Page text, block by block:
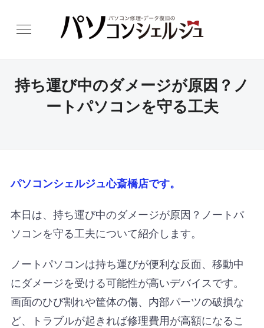
持ち運び中のダメージが原因？ノ
ートパソコンを守る工夫
パソコンシェルジュ心斎橋店です。
本日は、持ち運び中のダメージが原因？ノートパ
ソコンを守る工夫について紹介します。
ノートパソコンは持ち運びが便利な反面、移動中
にダメージを受ける可能性が高いデバイスです。
画面のひび割れや筐体の傷、内部パーツの破損な
ど、トラブルが起きれば修理費用が高額になるこ